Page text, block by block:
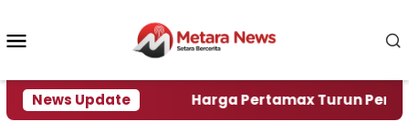
konten
News Update
Krisi Air Harga Pertamax Turun Per Hari